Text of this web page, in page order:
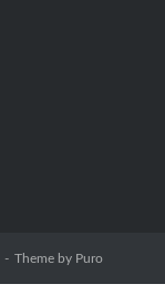
Theme by Puro